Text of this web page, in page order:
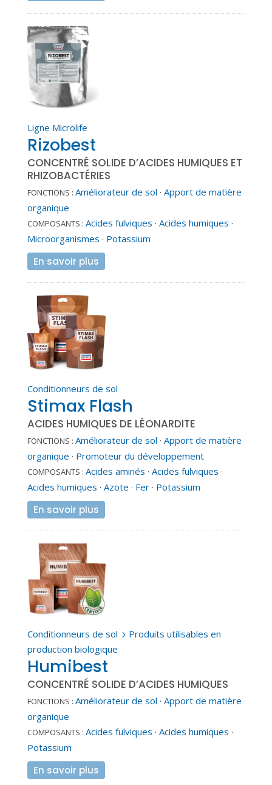
Ligne Microlife
Rizobest
CONCENTRÉ SOLIDE D’ACIDES HUMIQUES ET
RHIZOBACTÉRIES
FONCTIONS : Améliorateur de sol · Apport de matière
organique
COMPOSANTS : Acides fulviques · Acides humiques ·
Microorganismes · Potassium
En savoir plus
Conditionneurs de sol
Stimax Flash
ACIDES HUMIQUES DE LÉONARDITE
FONCTIONS : Améliorateur de sol · Apport de matière
organique · Promoteur du développement
COMPOSANTS : Acides aminés · Acides fulviques ·
Acides humiques · Azote · Fer· Potassium
En savoir plus
Conditionneurs de sol 5 Produits utilisables en
production biologique
Humibest
CONCENTRÉ SOLIDE D’ACIDES HUMIQUES
FONCTIONS : Améliorateur de sol · Apport de matière
organique
COMPOSANTS : Acides fulviques · Acides humiques ·
Potassium
En savoir plus